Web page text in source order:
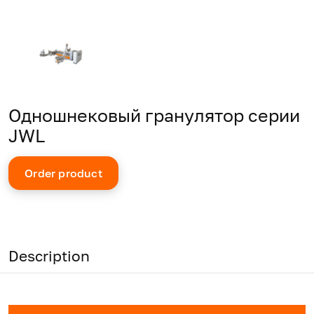
Одношнековый гранулятор серии
JWL
Order product
Description